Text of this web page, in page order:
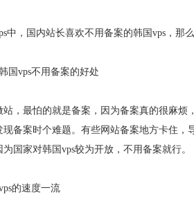
中，国内站长喜欢不用备案的韩国vps，那
国vps不用备案的好处
站，最怕的就是备案，因为备案真的很麻
现备案时个难题。有些网站备案地方卡住
国家对韩国vps较为开放，不用备案就行。
的速度一流